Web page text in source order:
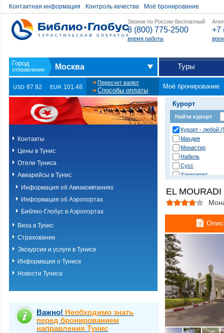
Контактная информация Контроль качества Моё бронирование
Звонок по России бесплатный
8 (800) 775-2500
время работы
+7
Москва Туры
USD 87.92 EUR 101.48
Пересчет валют
Способы оплаты
Моё бронирование
Контакты
Цены в Тунис
Отели Туниса
Авиарейсы в Тунис
Информация об Авиакомпаниях
Информация об Аэропортах
Библио-Глобус в Аэропортах
Виза в Тунис
Страхование
Экскурсии и услуги в Тунисе
Информация о Тунисе
Новости Туниса
Важно! Необходимо знать
перед бронированием
направления Тунис
Курорт
Найти курорт
Курорт - любой
Махдия
Монастир
Набель
Сусс
Хаммамет
EL